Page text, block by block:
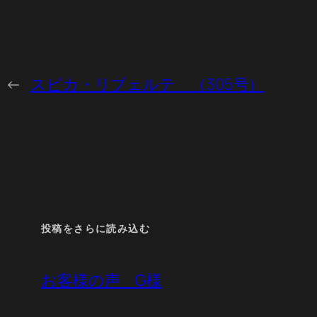
← スピカ・リブェルテ （305号）
投稿をさらに読み込む
お客様の声 G様